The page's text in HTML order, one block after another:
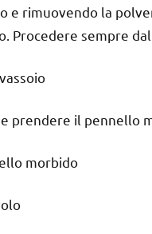
e rimuovendo la
Procedere sempre
prendere il pennello
morbido